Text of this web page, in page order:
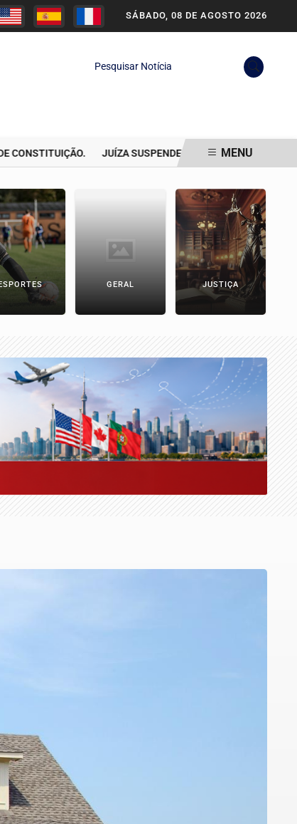
SÁBADO, 08 DE AGOSTO 2026
Pesquisar Notícia
JUÍZA SUSPENDE PERÍCIA EM CELULAR
MENU
GERAL
JUSTIÇA